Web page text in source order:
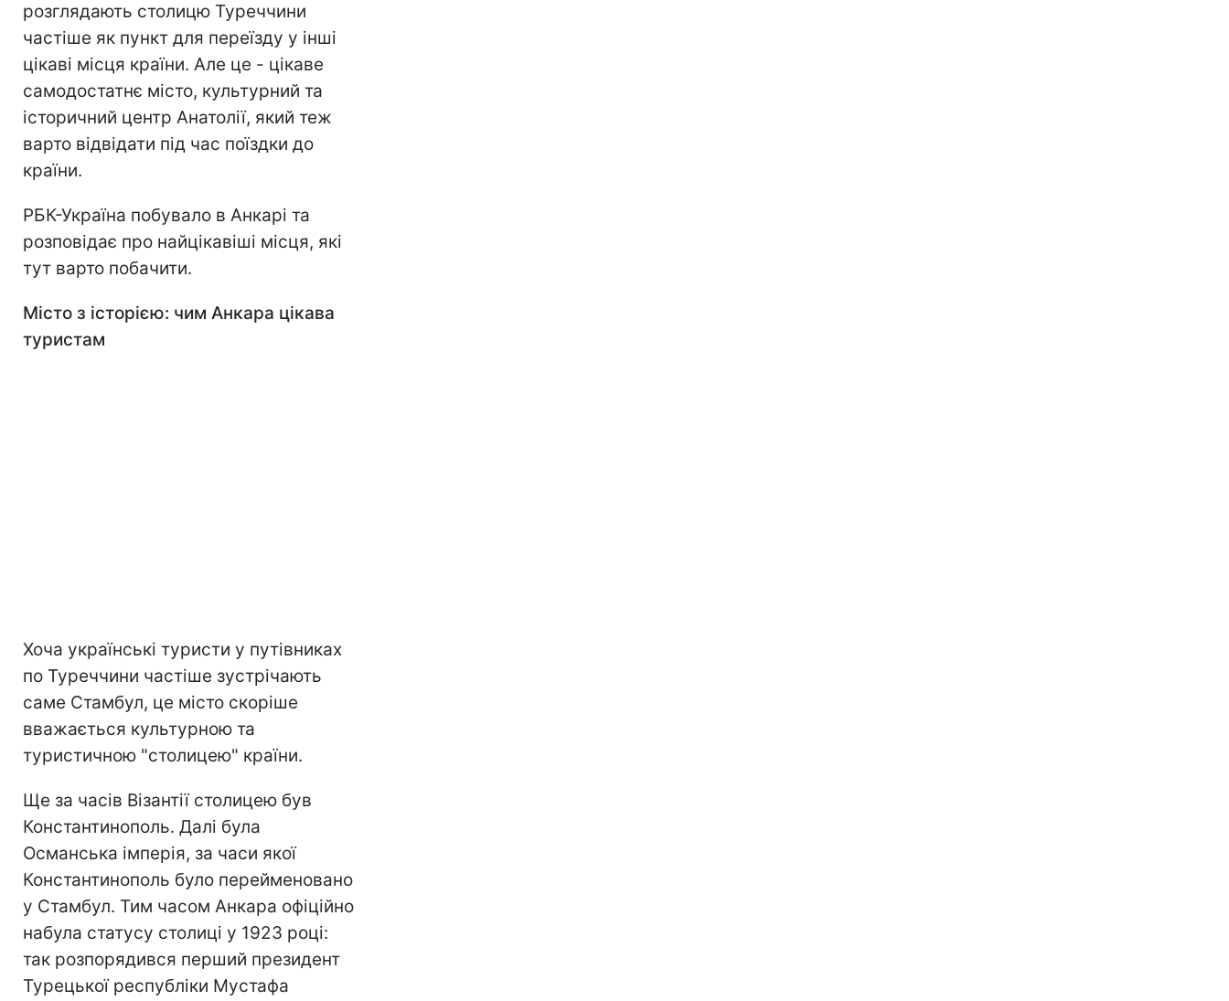
розглядають столицю Туреччини
частіше як пункт для переїзду у інші
цікаві місця країни. Але це - цікаве
самодостатнє місто, культурний та
історичний центр Анатолії, який теж
варто відвідати під час поїздки до
країни.
РБК-Україна побувало в Анкарі та
розповідає про найцікавіші місця, які
тут варто побачити.
Місто з історією: чим Анкара цікава
туристам
Хоча українські туристи у путівниках
по Туреччини частіше зустрічають
саме Стамбул, це місто скоріше
вважається культурною та
туристичною "столицею" країни.
Ще за часів Візантії столицею був
Константинополь. Далі була
Османська імперія, за часи якої
Константинополь було перейменовано
у Стамбул. Тим часом Анкара офіційно
набула статусу столиці у 1923 році:
так розпорядився перший президент
Турецької республіки Мустафа